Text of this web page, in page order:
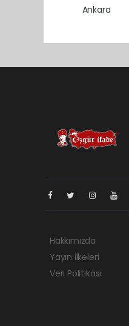
Ankara
Hakkımızda
Yayın İlkeleri
Veri Politikası